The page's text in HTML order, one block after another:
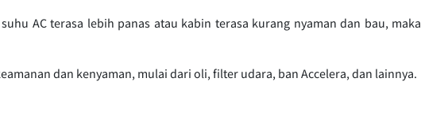
AC terasa lebih panas atau kabin terasa kurang nyaman dan bau, maka
dan kenyaman, mulai dari oli, filter udara, ban Accelera, dan lainnya.